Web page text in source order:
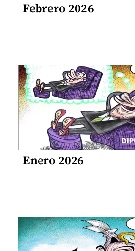
Febrero 2026
Enero 2026